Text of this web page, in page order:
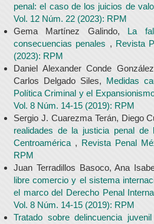
penal: el caso de los juicios de
Vol. 12 Núm. 22 (2023): RPM
Gema Martínez Galindo, La
consecuencias penales , Revista
(2023): RPM
Daniel Alexander Conde
Carlos Delgado Siles, Medidas
Política Criminal y el
Vol. 8 Núm. 14-15 (2019): RPM
Sergio J. Cuarezma Terán, Diego
realidades de la justicia penal
Centroamérica , Revista Penal
RPM
Juan Terradillos Basoco, Ana
libre comercio y el sistema
el marco del Derecho Penal
Vol. 8 Núm. 14-15 (2019): RPM
Tratado sobre delincuencia